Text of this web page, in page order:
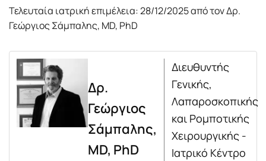
Τελευταία ιατρική επιμέλεια: 28/12/2025 από τον Δρ.
Γεώργιος Σάμπαλης, MD, PhD
Δρ.
Γεώργιος
Σάμπαλης,
MD, PhD
Διευθυντής
Γενικής,
Λαπαροσκοπικής
και Ρομποτικής
Χειρουργικής -
Ιατρικό Κέντρο